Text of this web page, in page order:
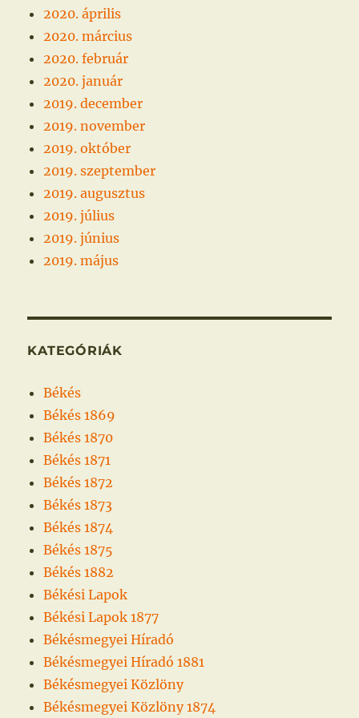
2020. április
2020. március
2020. február
2020. január
2019. december
2019. november
2019. október
2019. szeptember
2019. augusztus
2019. július
2019. június
2019. május
KATEGÓRIÁK
Békés
Békés 1869
Békés 1870
Békés 1871
Békés 1872
Békés 1873
Békés 1874
Békés 1875
Békés 1882
Békési Lapok
Békési Lapok 1877
Békésmegyei Híradó
Békésmegyei Híradó 1881
Békésmegyei Közlöny
Békésmegyei Közlöny 1874